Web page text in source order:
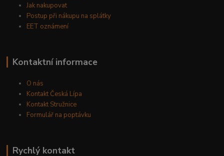
Jak nakupovat
Postup při nákupu na splátky
EET oznámení
Kontaktní informace
O nás
Kontakt Česká Lípa
Kontakt Stružnice
Formulář na poptávku
Rychlý kontakt